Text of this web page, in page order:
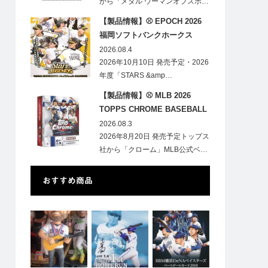
【製品情報】⚾ EPOCH 2026
福岡ソフトバンクホークス
STARS&LEGENDS ベースボー
ルカード
2026.08.4
2026年10月10日 発売予定・2026
年度「STARS &amp…
【製品情報】⚾ MLB 2026
TOPPS CHROME BASEBALL
LOGOFRACTOR
2026.08.3
2026年8月20日 発売予定トップス
社から「クローム」MLB公式ベ…
おすすめ商品